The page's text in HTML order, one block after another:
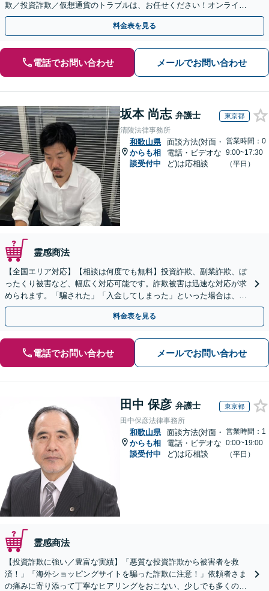
欺／投資詐欺／仮想通貨のトラブルは、お任せください！オンライン
のみで解決も可能！
料金表を見る
電話でお問い合わせ メールでお問い合わせ
坂本 尚志 弁護士 東京都
清陵法律事務所
和歌山県
からも相
談受付中
面談方法(対面・
電話・ビデオな
ど)は応相談
営業時間：0
9:00~17:30
（平日）
霊感商法
【全国エリア対応】【相談は何度でも無料】投資詐欺、副業詐欺、ぼ
ったくり被害など、幅広く対応可能です。詐欺被害は迅速な対応が求
められます。「騙された」「入金してしまった」といった場合は、お
早めにご相談ください。【電話・メール・WEB相談可】
料金表を見る
電話でお問い合わせ メールでお問い合わせ
田中 保彦 弁護士 東京都
田中保彦法律事務所
和歌山県
からも相
談受付中
面談方法(対面・
電話・ビデオな
ど)は応相談
営業時間：1
0:00~19:00
（平日）
霊感商法
【投資詐欺に強い／豊富な実績】「悪質な投資詐欺から被害者を救
済！」「海外ショッピングサイトを騙った詐欺に注意！」依頼者さま
の痛みに寄り添って丁寧なヒアリングをおこない、少しでも多くの返